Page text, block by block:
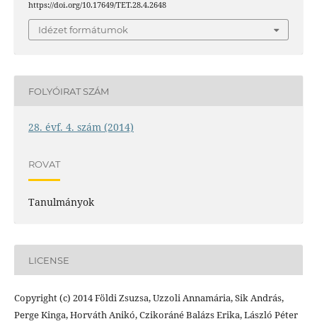
https://doi.org/10.17649/TET.28.4.2648
Idézet formátumok
FOLYÓIRAT SZÁM
28. évf. 4. szám (2014)
ROVAT
Tanulmányok
LICENSE
Copyright (c) 2014 Földi Zsuzsa, Uzzoli Annamária, Sik András,
Perge Kinga, Horváth Anikó, Czikoráné Balázs Erika, László Péter